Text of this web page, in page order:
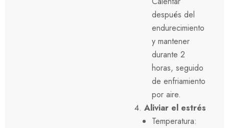
después del
endurecimiento
y mantener
durante 2
horas, seguido
de enfriamiento
por aire.
Aliviar el estrés
Temperatura: